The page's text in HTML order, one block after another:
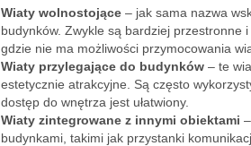
Wiaty wolnostojące – jak sama nazwa
budynków. Zwykle są bardziej przestronne
gdzie nie ma możliwości przymocowania
Wiaty przylegające do budynków – te
estetycznie atrakcyjne. Są często
dostęp do wnętrza jest ułatwiony.
Wiaty zintegrowane z innymi obiektami
budynkami, takimi jak przystanki